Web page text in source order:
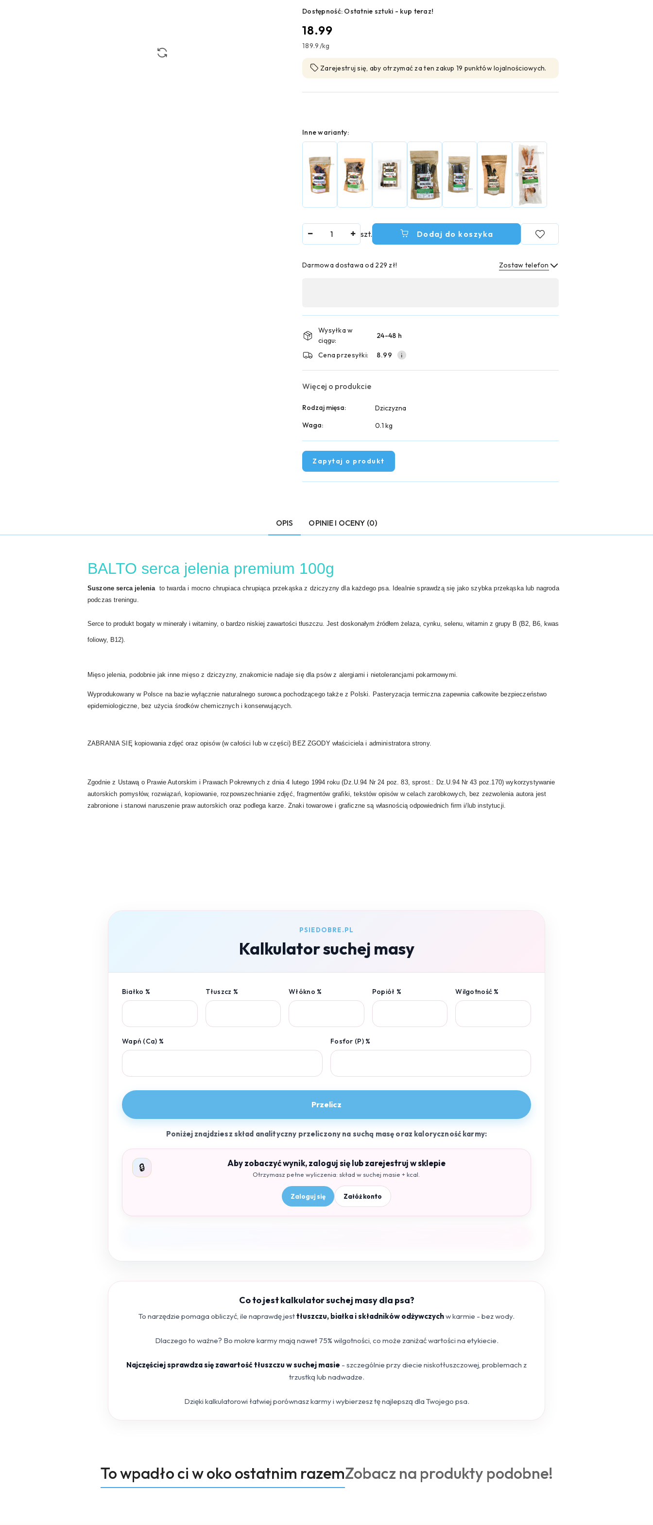
Dostępność: Ostatnie sztuki - kup teraz!
cena:
18.99
189.9/kg
Zarejestruj się, aby otrzymać za ten zakup 19 punktów lojalnościowych.
Wariant
Inne warianty:
szt. Dodaj do koszyka
Darmowa dostawa od 229 zł! Zostaw telefon
płatność
i
dostawa
Wysyłka w
ciągu:
24-48 h
Cena przesyłki: 8.99
Więcej o produkcie
Rodzaj mięsa:
Dziczyzna
Waga:
0.1 kg
Zapytaj o produkt
OPIS OPINIE I OCENY (0)
BALTO serca jelenia premium 100g
Suszone serca jelenia to twarda i mocno chrupiaca chrupiąca przekąska z dziczyzny dla każdego psa. Idealnie sprawdzą się jako szybka przekąska lub nagroda
podczas treningu.
Serce to produkt bogaty w minerały i witaminy, o bardzo niskiej zawartości tłuszczu. Jest doskonałym źródłem żelaza, cynku, selenu, witamin z grupy B (B2, B6, kwas
foliowy, B12).
Mięso jelenia, podobnie jak inne mięso z dziczyzny, znakomicie nadaje się dla psów z alergiami i nietolerancjami pokarmowymi.
Wyprodukowany w Polsce na bazie wyłącznie naturalnego surowca pochodzącego także z Polski. Pasteryzacja termiczna zapewnia całkowite bezpieczeństwo
epidemiologiczne, bez użycia środków chemicznych i konserwujących.
ZABRANIA SIĘ kopiowania zdjęć oraz opisów (w całości lub w części) BEZ ZGODY właściciela i administratora strony.
Zgodnie z Ustawą o Prawie Autorskim i Prawach Pokrewnych z dnia 4 lutego 1994 roku (Dz.U.94 Nr 24 poz. 83, sprost.: Dz.U.94 Nr 43 poz.170) wykorzystywanie
autorskich pomysłów, rozwiązań, kopiowanie, rozpowszechnianie zdjęć, fragmentów grafiki, tekstów opisów w celach zarobkowych, bez zezwolenia autora jest
zabronione i stanowi naruszenie praw autorskich oraz podlega karze. Znaki towarowe i graficzne są własnością odpowiednich firm i/lub instytucji.
PSIEDOBRE.PL
Kalkulator suchej masy
Białko % Tłuszcz % Włókno % Popiół % Wilgotność %
Wapń (Ca) % Fosfor (P) %
Przelicz
Poniżej znajdziesz skład analityczny przeliczony na suchą masę oraz kaloryczność karmy:
🔒 Aby zobaczyć wynik, zaloguj się lub zarejestruj w sklepie
Otrzymasz pełne wyliczenia: skład w suchej masie + kcal.
Zaloguj się Załóż konto
Co to jest kalkulator suchej masy dla psa?
To narzędzie pomaga obliczyć, ile naprawdę jesttłuszczu, białka i składników odżywczychw karmie - bez wody.
Dlaczego to ważne? Bo mokre karmy mają nawet 75% wilgotności, co może zaniżać wartości na etykiecie.
Najczęściej sprawdza się zawartość tłuszczu w suchej masie - szczególnie przy diecie niskotłuszczowej, problemach z
trzustką lub nadwadze.
Dzięki kalkulatorowi łatwiej porównasz karmy i wybierzesz tę najlepszą dla Twojego psa.
Pomiń karuzelę produktówProdukty
o
To wpadło ci w oko ostatnim razemProdukty
o
Zobacz na produkty podobne!